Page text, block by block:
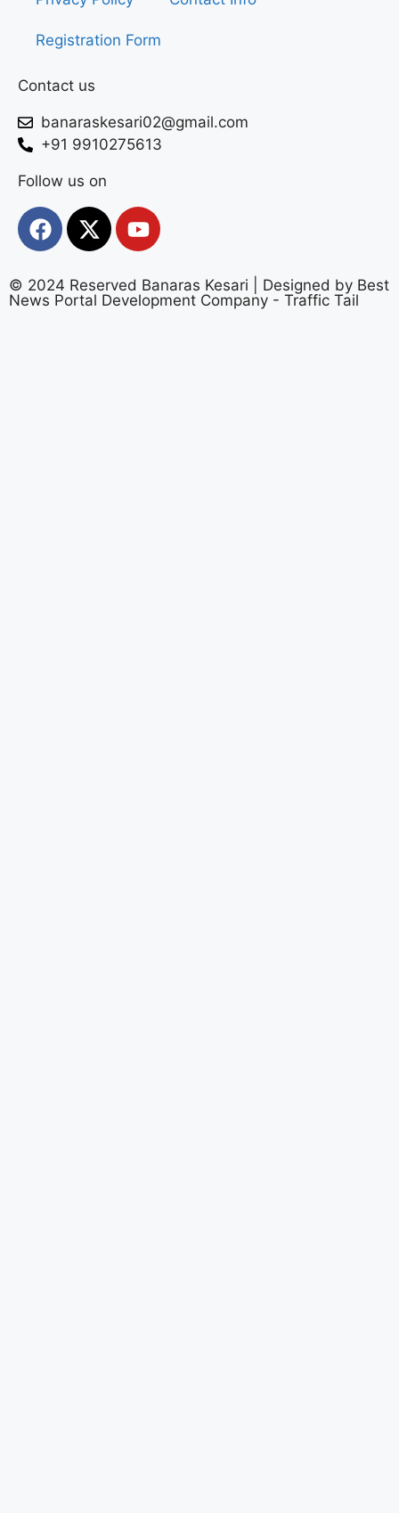
Registration Form
Contact us
banaraskesari02@gmail.com
+91 9910275613
Follow us on
© 2024 Reserved Banaras Kesari | Designed by Best
News Portal Development Company - Traffic Tail